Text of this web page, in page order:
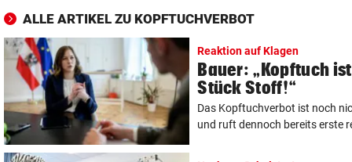
ALLE ARTIKEL ZU KOPFTUCHVERBOT
Reaktion auf Klagen
Bauer: „Kopftuch
Stück Stoff!“
Das Kopftuchverbot ist noch
und ruft dennoch bereits erste